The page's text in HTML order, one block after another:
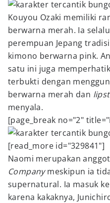
Kouyou Ozaki memiliki
berwarna merah. Ia
perempuan Jepang
kimono berwarna pink.
satu ini juga
terbukti dengan
berwarna merah dan
menyala.
[page_break no="2"
[read_more id="329841"]
Naomi merupakan
Companymeskipun ia
supernatural. Ia masuk
karena kakaknya,